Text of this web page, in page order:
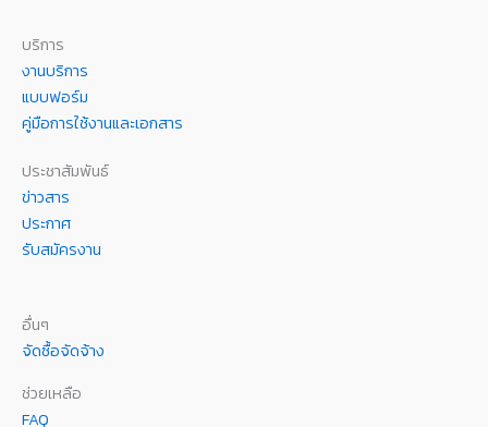
บริการ
งานบริการ
แบบฟอร์ม
คู่มือการใช้งานและเอกสาร
ประชาสัมพันธ์
ข่าวสาร
ประกาศ
รับสมัครงาน
อื่นๆ
จัดซื้อจัดจ้าง
ช่วยเหลือ
FAQ